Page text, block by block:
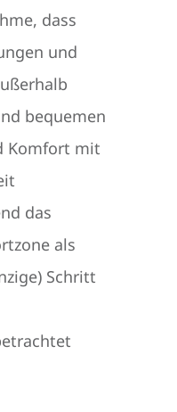
dass
und
bequemen
Komfort mit
das
als
Schritt